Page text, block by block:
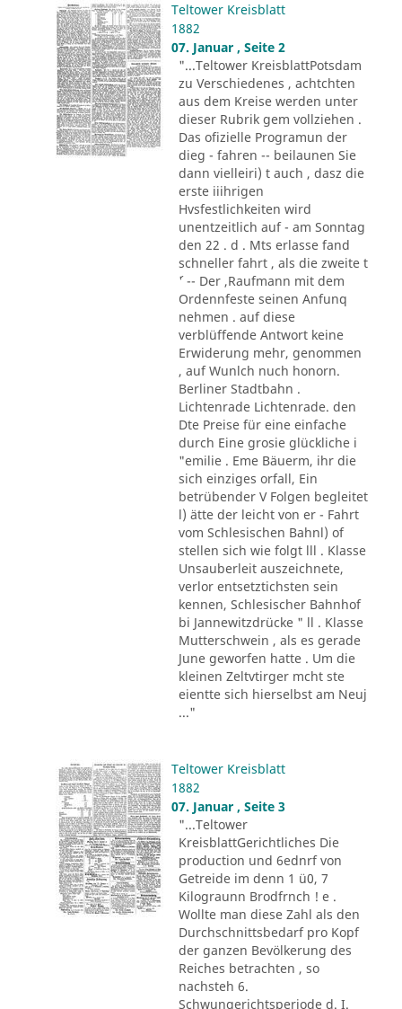
Teltower Kreisblatt
1882
07. Januar , Seite 2
"...Teltower KreisblattPotsdam
zu Verschiedenes , achtchten
aus dem Kreise werden unter
dieser Rubrik gem vollziehen .
Das ofizielle Programun der
dieg - fahren -- beilaunen Sie
dann vielleiri) t auch , dasz die
erste iiihrigen
Hvsfestlichkeiten wird
unentzeitlich auf - am Sonntag
den 22 . d . Mts erlasse fand
schneller fahrt , als die zweite t
´' -- Der ,Raufmann mit dem
Ordennfeste seinen Anfunq
nehmen . auf diese
verblüffende Antwort keine
Erwiderung mehr, genommen
, auf Wunlch nuch honorn.
Berliner Stadtbahn .
Lichtenrade Lichtenrade. den
Dte Preise für eine einfache
durch Eine grosie glückliche i
"emilie . Eme Bäuerm, ihr die
sich einziges orfall, Ein
betrübender V Folgen begleitet
l) ätte der leicht von er - Fahrt
vom Schlesischen Bahnl) of
stellen sich wie folgt lll . Klasse
Unsauberleit auszeichnete,
verlor entsetztichsten sein
kennen, Schlesischer Bahnhof
bi Jannewitzdrücke " ll . Klasse
Mutterschwein , als es gerade
June geworfen hatte . Um die
kleinen Zeltvtirger mcht ste
eientte sich hierselbst am Neuj
..."
Teltower Kreisblatt
1882
07. Januar , Seite 3
"...Teltower
KreisblattGerichtliches Die
production und 6ednrf von
Getreide im denn 1 ü0, 7
Kilograunn Brodfrnch ! e .
Wollte man diese Zahl als den
Durchschnittsbedarf pro Kopf
der ganzen Bevölkerung des
Reiches betrachten , so
nachsteh 6.
Schwungerichtsperiode d. I.